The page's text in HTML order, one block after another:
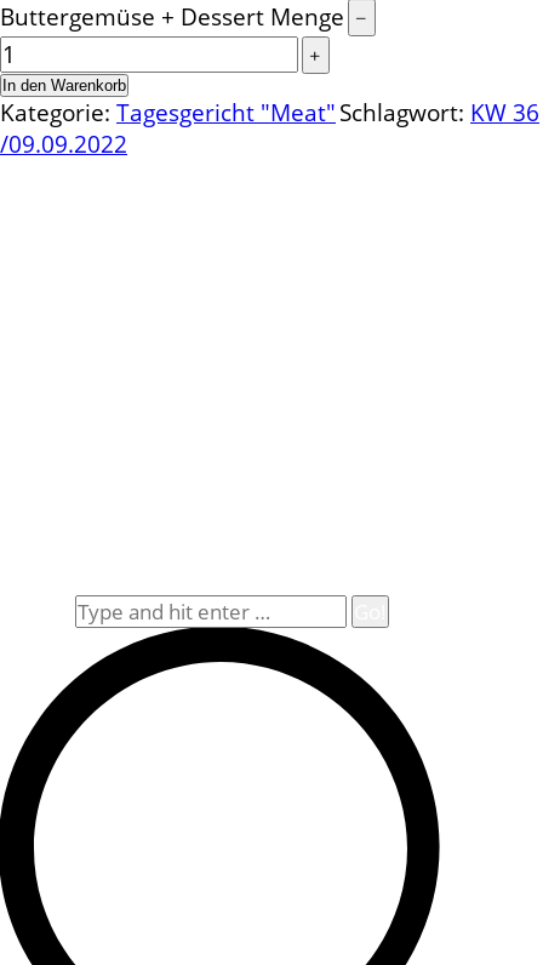
Buttergemüse + Dessert Menge
In den Warenkorb
Kategorie: Tagesgericht "Meat"Schlagwort: KW 36
/09.09.2022